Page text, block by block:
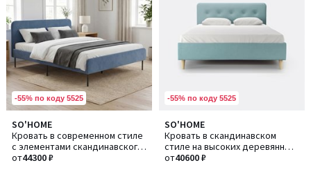
-55% по коду 5525
SO'HOME
Кровать в современном стиле
с элементами скандинавского
дизайна
от44300 ₽
-55% по коду 5525
SO'HOME
Кровать в скандинавском
стиле на высоких деревянных
опорах, бирюзовый
от40600 ₽